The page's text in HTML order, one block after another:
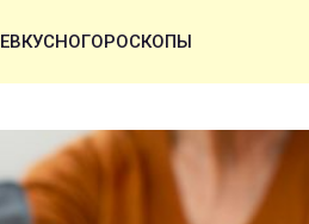
ВКУСНОГОРОСКОПЫ